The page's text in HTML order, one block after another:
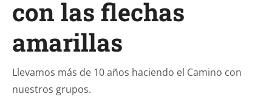
con las flechas
amarillas
Llevamos más de 10 años haciendo el Camino con
nuestros grupos.